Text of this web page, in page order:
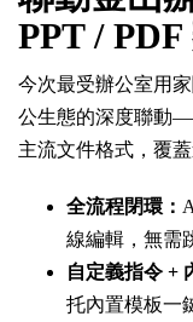
PPT /
今次最受辦公室用
公生態的深度聯動
主流文件格式，覆蓋
全流程閉環：
線編輯，無需
自定義指令 +
托內置模板一